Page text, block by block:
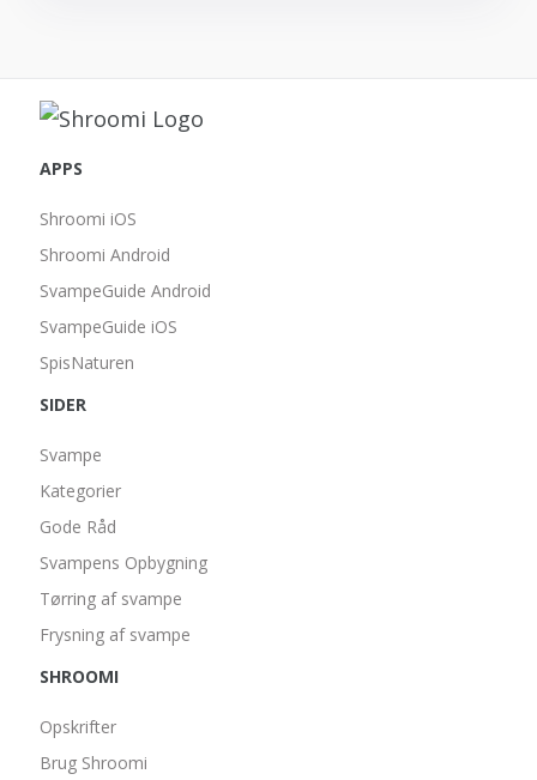
APPS
Shroomi iOS
Shroomi Android
SvampeGuide Android
SvampeGuide iOS
SpisNaturen
SIDER
Svampe
Kategorier
Gode Råd
Svampens Opbygning
Tørring af svampe
Frysning af svampe
SHROOMI
Opskrifter
Brug Shroomi